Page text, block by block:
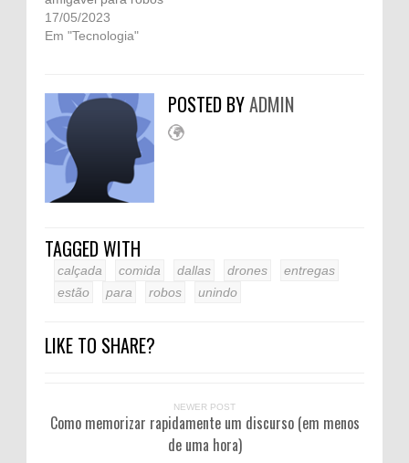
17/05/2023
Em "Tecnologia"
POSTED BYADMIN
TAGGED WITH
calçada comida dallas drones
entregas
estão
para robos unindo
LIKE TO SHARE?
NEWER POST
Como memorizar rapidamente um discurso (em menos
de uma hora)